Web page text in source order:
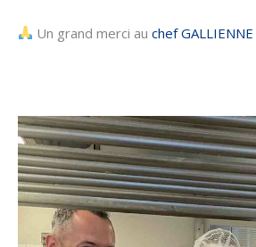
Un grand merci auchef GALLIENNE